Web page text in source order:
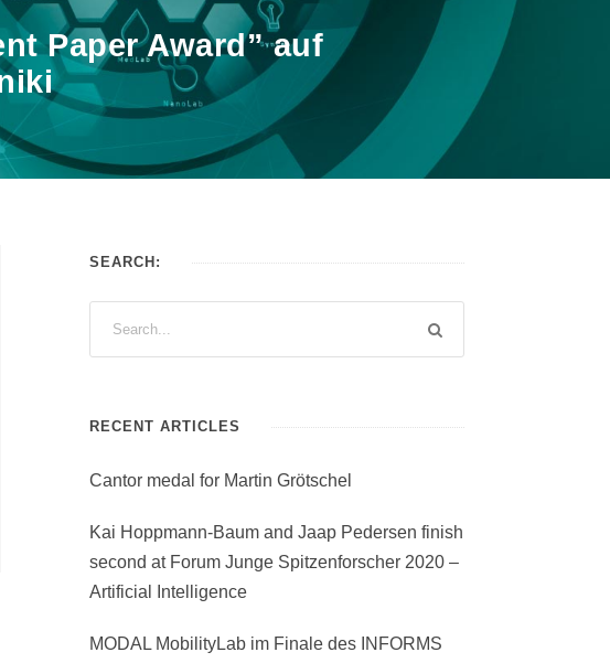
Paper Award” auf
SEARCH:
RECENT ARTICLES
Cantor medal for Martin Grötschel
Kai Hoppmann-Baum and Jaap Pedersen finish
second at Forum Junge Spitzenforscher 2020 –
Artificial Intelligence
MODAL MobilityLab im Finale des INFORMS